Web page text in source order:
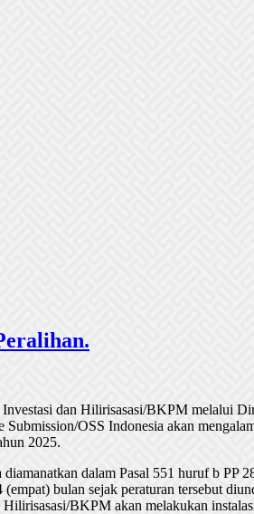
dan Hilirisasasi/BKPM melalui
Submission/OSS Indonesia akan
2025.
diamanatkan dalam Pasal 551 huruf b PP
(empat) bulan sejak peraturan tersebut
Hilirisasasi/BKPM akan melakukan